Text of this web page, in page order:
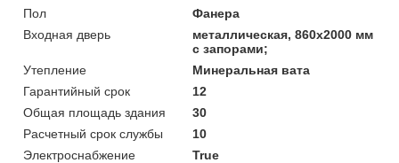
Пол
Фанера
Входная дверь
металлическая, 860х2000 мм
с запорами;
Утепление
Минеральная вата
Гарантийный срок
12
Общая площадь здания
30
Расчетный срок службы
10
Электроснабжение
True